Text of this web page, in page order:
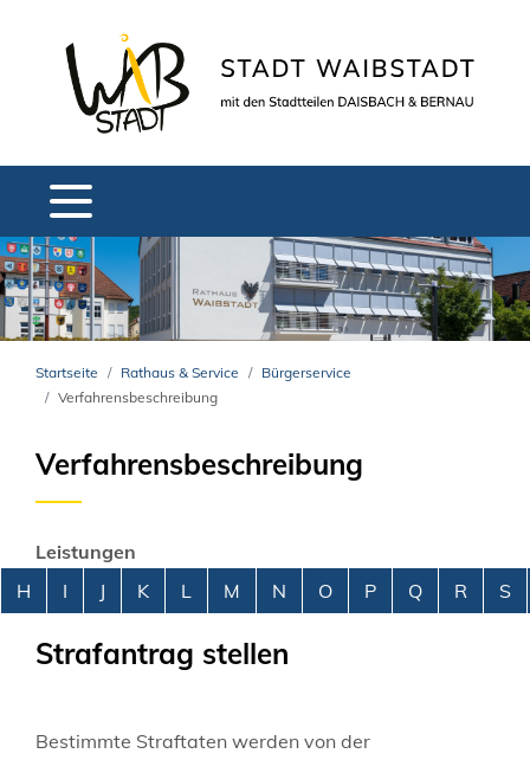
Startseite Rathaus & Service
Bürgerservice
Verfahrensbeschreibung
Verfahrensbeschreibung
Leistungen
Alphabetisches Register überspringen
H I J K L M N O P Q R S
Strafantrag stellen
Bestimmte Straftaten werden von der